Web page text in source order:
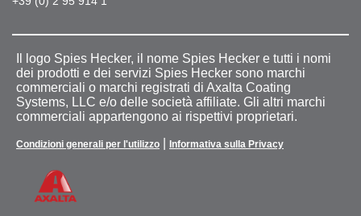
Il logo Spies Hecker, il nome Spies Hecker e tutti i nomi
dei prodotti e dei servizi Spies Hecker sono marchi
commerciali o marchi registrati di Axalta Coating
Systems, LLC e/o delle società affiliate. Gli altri marchi
commerciali appartengono ai rispettivi proprietari.
Condizioni generali per l'utilizzo Informativa sulla Privacy